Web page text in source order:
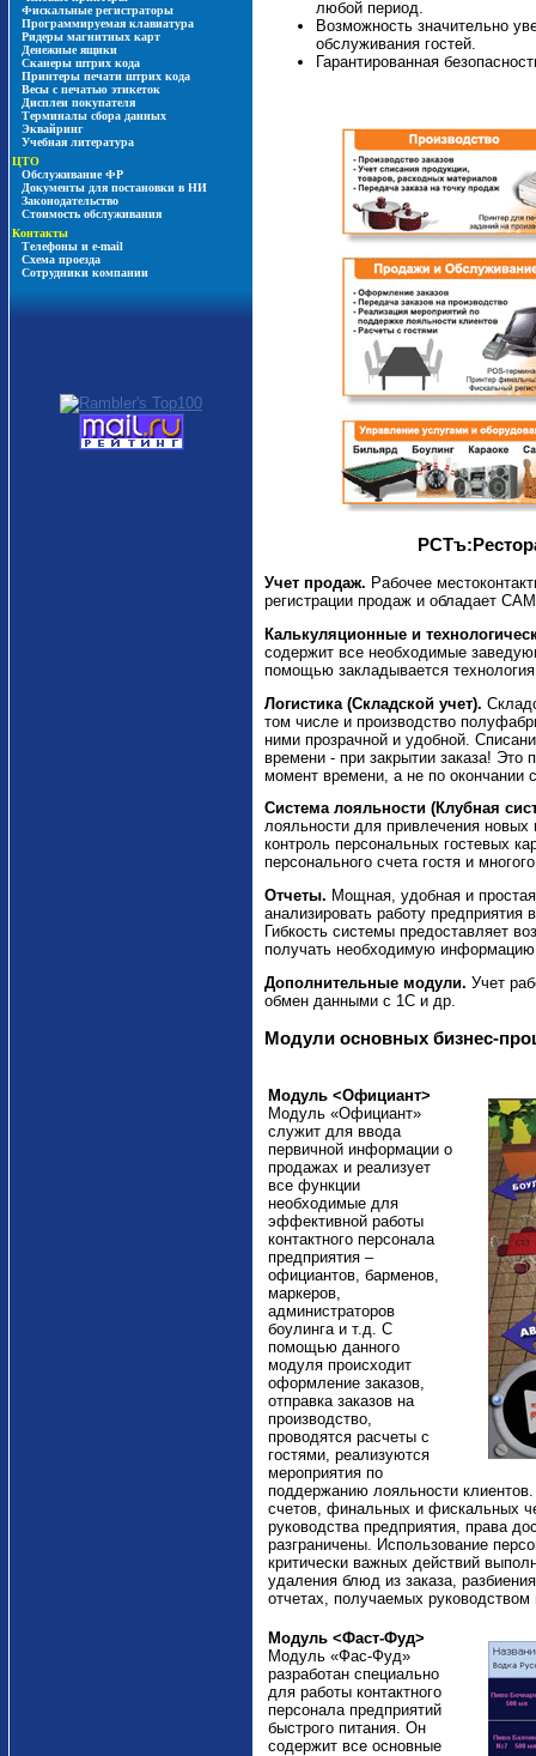
Фискальные регистраторы
Программируемая клавиатура
Ридеры магнитных карт
Денежные ящики
Сканеры штрих кода
Принтеры печати штрих кода
Весы с печатью этикеток
Дисплеи покупателя
Терминалы сбора данных
Эквайринг
Учебная литература
ЦТО
Обслуживание ФР
Документы для постановки в НИ
Законодательство
Стоимость обслуживания
Контакты
Телефоны и e-mail
Схема проезда
Сотрудники компании
любой период.
Возможность значительно
обслуживания гостей.
Гарантированная
Учет продаж. Рабочее
регистрации продаж и обладает
Калькуляционные и
содержит все необходимые
помощью закладывается
Логистика (Складской учет).
том числе и производство
ними прозрачной и удобной.
времени - при закрытии заказа!
момент времени, а не по окончании
Система лояльности (Клубная
лояльности для привлечения новых
контроль персональных гостевых
персонального счета гостя и
Отчеты. Мощная, удобная и
анализировать работу предприятия
Гибкость системы предоставляет
получать необходимую информацию
Дополнительные модули. Учет
обмен данными с 1С и др.
Модули основных бизнес-
Модуль <Официант>
Модуль «Официант»
служит для ввода
первичной информации о
продажах и реализует
все функции
необходимые для
эффективной работы
контактного персонала
предприятия –
официантов, барменов,
маркеров,
администраторов
боулинга и т.д. С
помощью данного
модуля происходит
оформление заказов,
отправка заказов на
производство,
проводятся расчеты с
гостями, реализуются
мероприятия по
поддержанию лояльности
счетов, финальных и фискальных
руководства предприятия, права
разграничены. Использование
критически важных действий
удаления блюд из заказа,
отчетах, получаемых руководством
Модуль <Фаст-Фуд>
Модуль «Фас-Фуд»
разработан специально
для работы контактного
персонала предприятий
быстрого питания. Он
содержит все основные